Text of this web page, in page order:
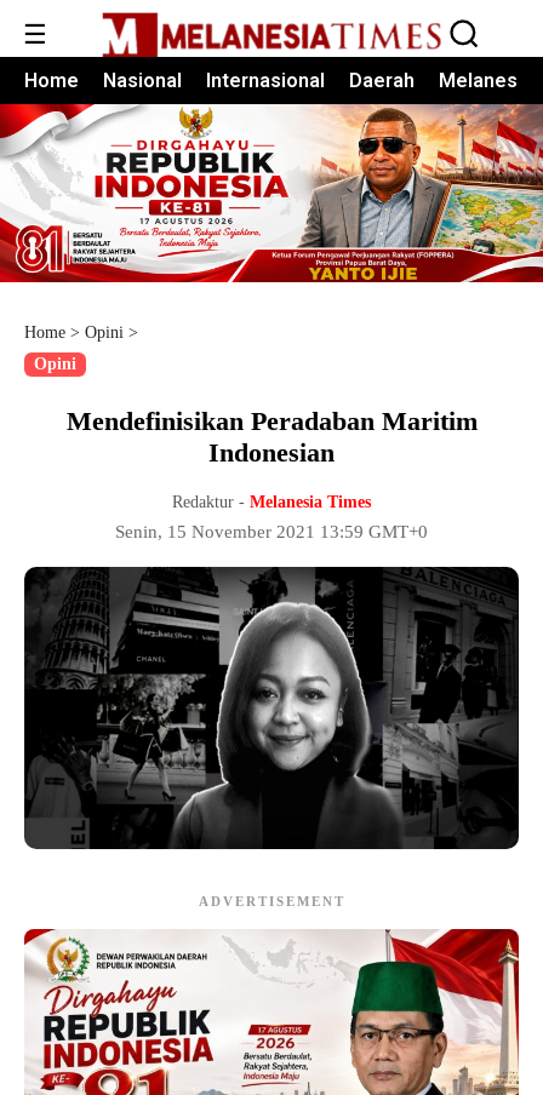
☰
Home Nasional Internasional Daerah Melanesia
Home > Opini >
Opini
Mendefinisikan Peradaban Maritim
Indonesian
Redaktur - Melanesia Times
Senin, 15 November 2021 13:59 GMT+0
ADVERTISEMENT